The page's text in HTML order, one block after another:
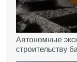
Автономные
строительству